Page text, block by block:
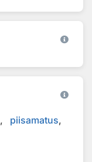
piisamatus